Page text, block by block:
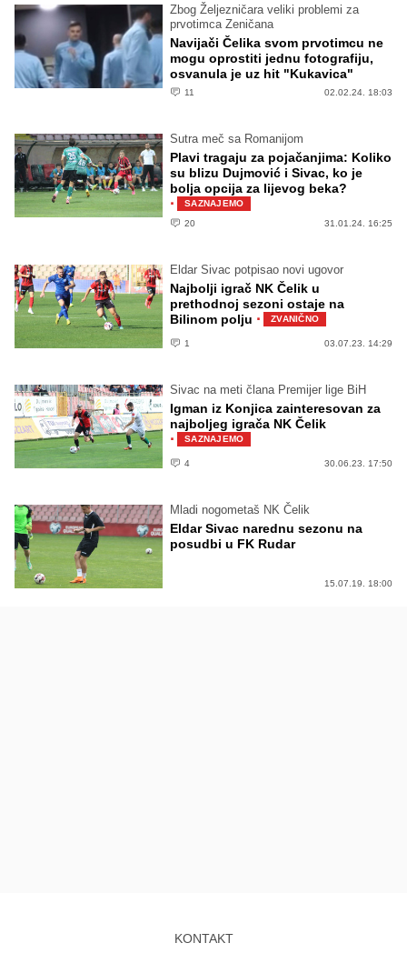
Zbog Željezničara veliki problemi za
prvotimca Zeničana
Navijači Čelika svom prvotimcu ne
mogu oprostiti jednu fotografiju,
osvanula je uz hit "Kukavica"
11 02.02.24. 18:03
Sutra meč sa Romanijom
Plavi tragaju za pojačanjima: Koliko
su blizu Dujmović i Sivac, ko je
bolja opcija za lijevog beka?
·
SAZNAJEMO
20
31.01.24. 16:25
Eldar Sivac potpisao novi ugovor
Najbolji igrač NK Čelik u
prethodnoj sezoni ostaje na
Bilinom polju · ZVANIČNO
1 03.07.23. 14:29
Sivac na meti člana Premijer lige BiH
Igman iz Konjica zainteresovan za
najboljeg igrača NK Čelik
· SAZNAJEMO
4 30.06.23. 17:50
Mladi nogometaš NK Čelik
Eldar Sivac narednu sezonu na
posudbi u FK Rudar
15.07.19. 18:00
KONTAKT